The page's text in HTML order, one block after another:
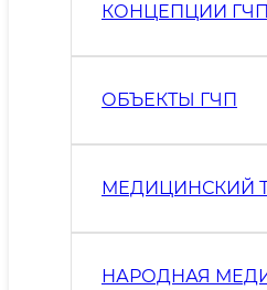
КОНЦЕПЦИИ ГЧП
ОБЪЕКТЫ ГЧП
МЕДИЦИНСКИЙ
НАРОДНАЯ